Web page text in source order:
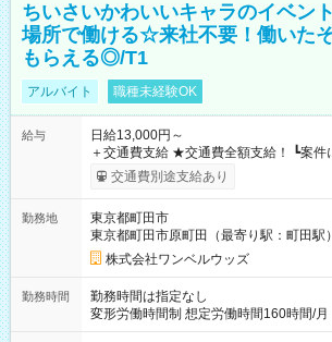
ちいさいかわいいキャラのイベン
場所で働ける☆来社不要！働いた
もらえる◎/T1
アルバイト 職種未経験OK
給与
日給13,000円～
＋交通費支給 ★交通費全額支給！ ┗案件により規定あり ★日払
いOK！（規定あり） ┗働いたその日に
ンビニATMから 日払い分を引き落とせます！ 【試用期
交通費別途支給あり
勤務地
東京都町田市
東京都町田市原町田（最寄り駅：町田駅）
株式会社ワンベルウッズ
勤務時間
勤務時間は指定なし
変形労働時間制 想定労働時間160時間/月 【シフト例】 ・8：00
～21：00